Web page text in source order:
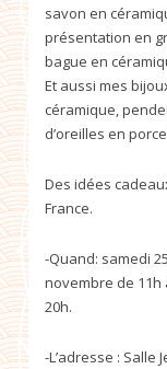
savon en
présentation en
bague en
Et aussi mes
céramique,
d’oreilles en
Des idées
France.
-Quand: samedi
novembre de 11h
20h.
-L’adresse : Salle